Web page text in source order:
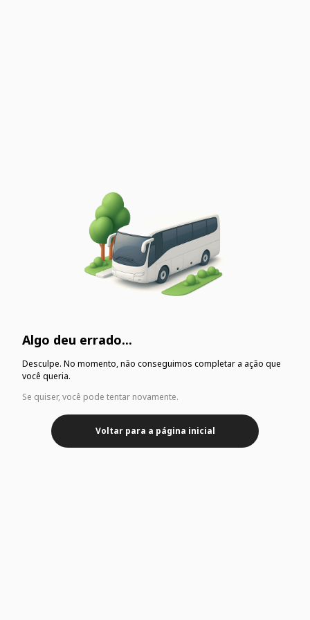
Algo deu errado...
Desculpe. No momento, não conseguimos completar a ação que
você queria.
Se quiser, você pode tentar novamente.
Voltar para a página inicial